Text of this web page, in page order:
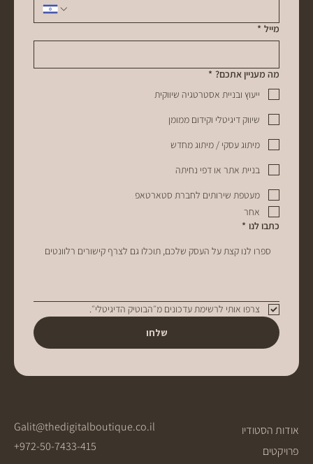
Galit@thedigitalboutique.co.il
+972-50-7433-415
אודות הסטודיו
פרויקטים
מייל *
מה מעניין אתכם? *
ייעוץ ובניית אסטרטגיה שיווקית
שיווק דיגיטלי וקידום ממומן
מיתוג עסקי / מיתוג מחדש
בניית אתר או דפי נחיתה
מעטפת שירותים לחברת סטארטאפ
אחר
כתבו לנו *
צרפו אותי לרשימת עדכונים מ״הבוטיק הדיגיטלי״.
שלחו